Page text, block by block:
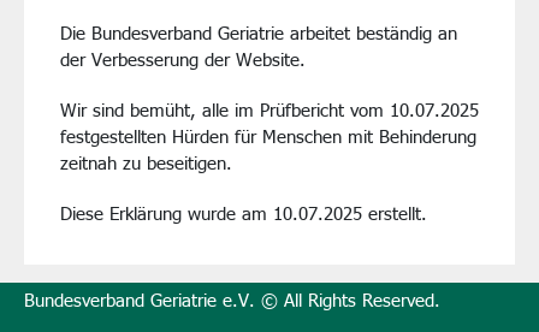
Die Bundesverband Geriatrie arbeitet beständig an
der Verbesserung der Website.
Wir sind bemüht, alle im Prüfbericht vom 10.07.2025
festgestellten Hürden für Menschen mit Behinderung
zeitnah zu beseitigen.
Diese Erklärung wurde am 10.07.2025 erstellt.
Bundesverband Geriatrie e.V. © All Rights Reserved.